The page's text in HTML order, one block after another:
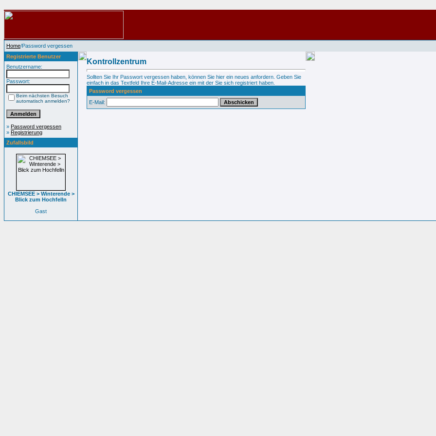
Home/Password vergessen
Registrierte Benutzer
Benutzername:
Passwort:
Beim nächsten Besuch
automatisch anmelden?
» Password vergessen
» Registrierung
Zufallsbild
CHIEMSEE > Winterende >
Blick zum Hochfelln
Gast
Kontrollzentrum
Sollten Sie Ihr Passwort vergessen haben, können Sie hier ein neues anfordern. Geben Sie
einfach in das Textfeld Ihre E-Mail-Adresse ein mit der Sie sich registriert haben.
Password vergessen
E-Mail: